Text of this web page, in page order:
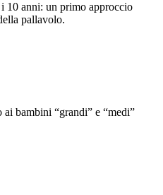
10 anni: un primo approccio
pallavolo.
bambini “grandi” e “medi”